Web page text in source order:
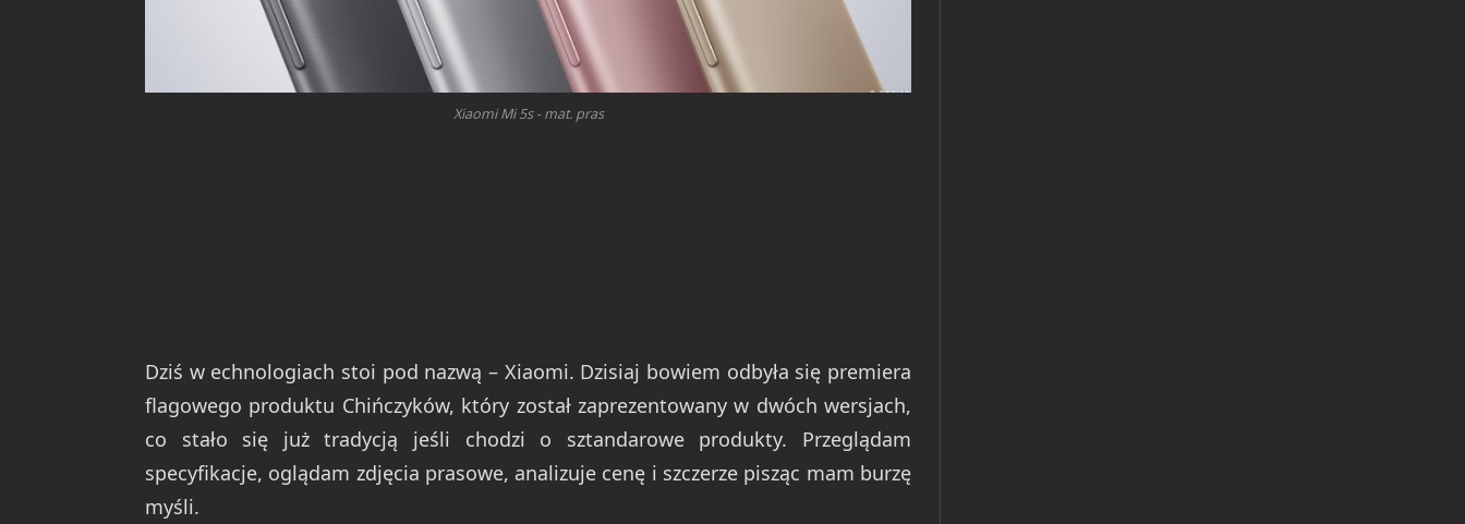
Xiaomi Mi 5s - mat. pras
Dziś w echnologiach stoi pod nazwą – Xiaomi. Dzisiaj bowiem odbyła się premiera
flagowego produktu Chińczyków, który został zaprezentowany w dwóch wersjach,
co stało się już tradycją jeśli chodzi o sztandarowe produkty. Przeglądam
specyfikacje, oglądam zdjęcia prasowe, analizuje cenę i szczerze pisząc mam burzę
myśli.